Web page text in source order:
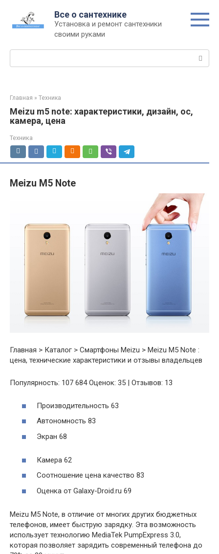
контенту
Все о сантехнике
Установка и ремонт сантехники
своими руками
Главная » Техника
Meizu m5 note: характеристики, дизайн, ос,
камера, цена
Техника
Meizu M5 Note
Главная > Каталог > Смартфоны Meizu > Meizu M5 Note :
цена, технические характеристики и отзывы владельцев
Популярность: 107 684 Оценок: 35 | Отзывов: 13
Производительность 63
Автономность 83
Экран 68
Камера 62
Соотношение цена качество 83
Оценка от Galaxy-Droid.ru 69
Meizu M5 Note, в отличие от многих других бюджетных
телефонов, имеет быструю зарядку. Эта возможность
использует технологию MediaTek PumpExpress 3.0,
которая позволяет зарядить современный телефона до